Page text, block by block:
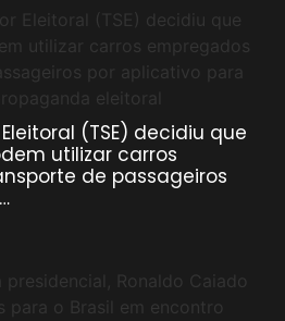
(TSE) decidiu que
utilizar carros
de passageiros